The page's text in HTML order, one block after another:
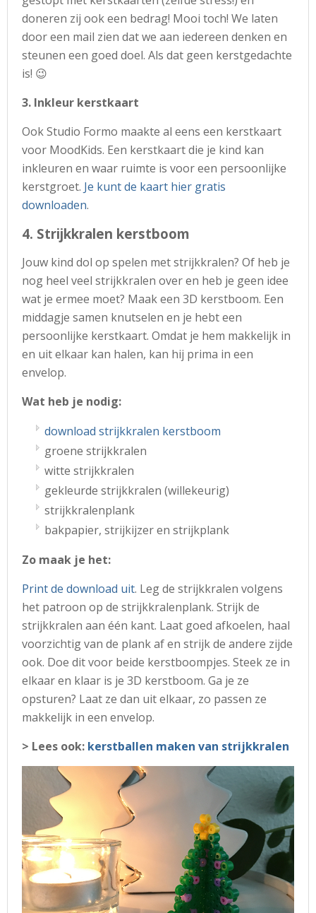
doneren zij ook een bedrag! Mooi toch! We laten
door een mail zien dat we aan iedereen denken en
steunen een goed doel. Als dat geen kerstgedachte
is! 😉
3. Inkleur kerstkaart
Ook Studio Formo maakte al eens een kerstkaart
voor MoodKids. Een kerstkaart die je kind kan
inkleuren en waar ruimte is voor een persoonlijke
kerstgroet. Je kunt de kaart hier gratis
downloaden.
4. Strijkkralen kerstboom
Jouw kind dol op spelen met strijkkralen? Of heb je
nog heel veel strijkkralen over en heb je geen idee
wat je ermee moet? Maak een 3D kerstboom. Een
middagje samen knutselen en je hebt een
persoonlijke kerstkaart. Omdat je hem makkelijk in
en uit elkaar kan halen, kan hij prima in een
envelop.
Wat heb je nodig:
download strijkkralen kerstboom
groene strijkkralen
witte strijkkralen
gekleurde strijkkralen (willekeurig)
strijkkralenplank
bakpapier, strijkijzer en strijkplank
Zo maak je het:
Print de download uit. Leg de strijkkralen volgens
het patroon op de strijkkralenplank. Strijk de
strijkkralen aan één kant. Laat goed afkoelen, haal
voorzichtig van de plank af en strijk de andere zijde
ook. Doe dit voor beide kerstboompjes. Steek ze in
elkaar en klaar is je 3D kerstboom. Ga je ze
opsturen? Laat ze dan uit elkaar, zo passen ze
makkelijk in een envelop.
> Lees ook: kerstballen maken van strijkkralen